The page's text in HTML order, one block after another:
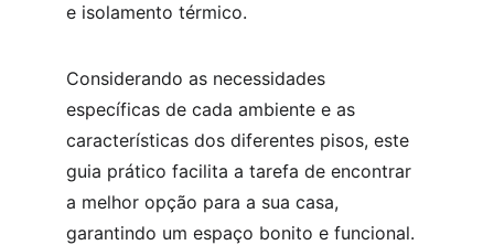
e isolamento térmico.
Considerando as necessidades
específicas de cada ambiente e as
características dos diferentes pisos, este
guia prático facilita a tarefa de encontrar
a melhor opção para a sua casa,
garantindo um espaço bonito e funcional.